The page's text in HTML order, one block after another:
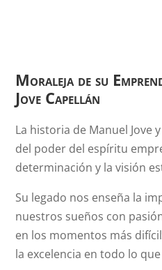
Moraleja de su
Jove Capellán
La historia de Manuel Jove
del poder del espíritu
determinación y la visión
Su legado nos enseña la
nuestros sueños con
en los momentos más
la excelencia en todo lo